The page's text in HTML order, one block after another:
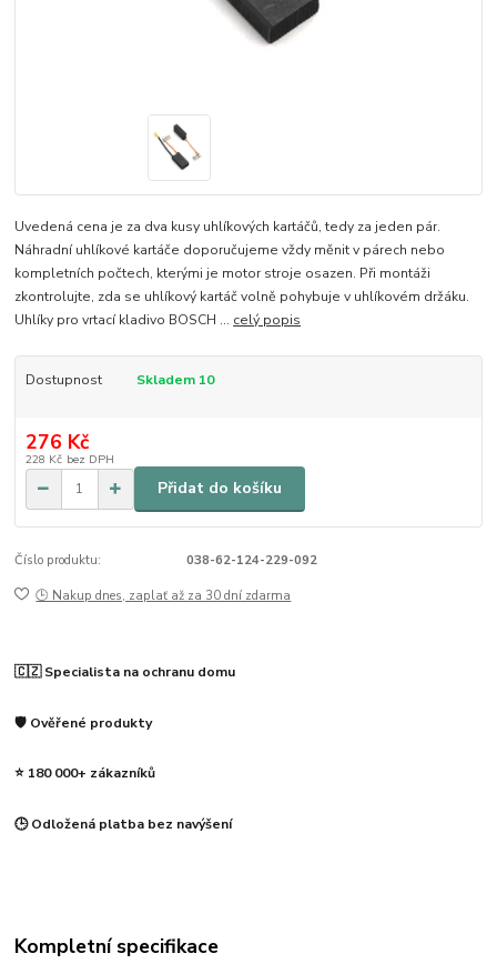
Uvedená cena je za dva kusy uhlíkových kartáčů, tedy za jeden pár.
Náhradní uhlíkové kartáče doporučujeme vždy měnit v párech nebo
kompletních počtech, kterými je motor stroje osazen. Při montáži
zkontrolujte, zda se uhlíkový kartáč volně pohybuje v uhlíkovém držáku.
Uhlíky pro vrtací kladivo BOSCH ... celý popis
Dostupnost Skladem 10
276 Kč
228 Kč bez DPH
Přidat do košíku
Číslo produktu: 038-62-124-229-092
🕒 Nakup dnes, zaplať až za 30 dní zdarma
🇨🇿 Specialista na ochranu domu
🛡️ Ověřené produkty
⭐ 180 000+ zákazníků
🕒 Odložená platba bez navýšení
Kompletní specifikace